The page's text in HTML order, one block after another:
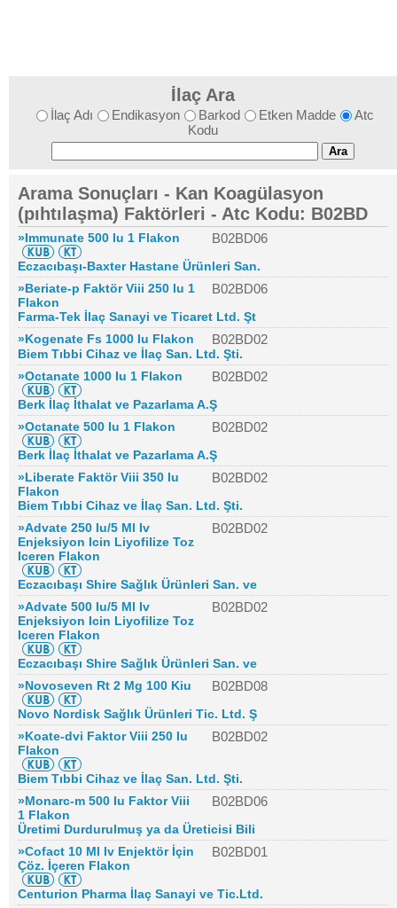
İlaç Ara
İlaç Adı Endikasyon Barkod Etken Madde
Atc
Kodu
Arama Sonuçları - Kan Koagülasyon
(pıhtılaşma) Faktörleri - Atc Kodu: B02BD
»Immunate 500 Iu 1 Flakon B02BD06
Eczacıbaşı-Baxter Hastane Ürünleri San.
»Beriate-p Faktör Viii 250 Iu 1
Flakon
B02BD06
Farma-Tek İlaç Sanayi ve Ticaret Ltd. Şt
»Kogenate Fs 1000 Iu Flakon
B02BD02
Biem Tıbbi Cihaz ve İlaç San. Ltd. Şti.
»Octanate 1000 Iu 1 Flakon
B02BD02
Berk İlaç İthalat ve Pazarlama A.Ş
»Octanate 500 Iu 1 Flakon
B02BD02
Berk İlaç İthalat ve Pazarlama A.Ş
»Liberate Faktör Viii 350 Iu
Flakon
B02BD02
Biem Tıbbi Cihaz ve İlaç San. Ltd. Şti.
»Advate 250 Iu/5 Ml Iv
Enjeksiyon Icin Liyofilize Toz
Iceren Flakon
B02BD02
Eczacıbaşı Shire Sağlık Ürünleri San. ve
»Advate 500 Iu/5 Ml Iv
Enjeksiyon Icin Liyofilize Toz
Iceren Flakon
B02BD02
Eczacıbaşı Shire Sağlık Ürünleri San. ve
»Novoseven Rt 2 Mg 100 Kiu
B02BD08
Novo Nordisk Sağlık Ürünleri Tic. Ltd. Ş
»Koate-dvi Faktor Viii 250 Iu
Flakon
B02BD02
Biem Tıbbi Cihaz ve İlaç San. Ltd. Şti.
»Monarc-m 500 Iu Faktor Viii
1 Flakon
B02BD06
Üretimi Durdurulmuş ya da Üreticisi Bili
»Cofact 10 Ml Iv Enjektör İçin
Çöz. İçeren Flakon
B02BD01
Centurion Pharma İlaç Sanayi ve Tic.Ltd.